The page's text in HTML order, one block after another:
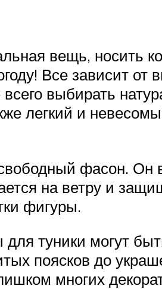
вещь, носить
Все зависит от
выбирать
легкий и
фасон. Он
на ветру и
фигуры.
для туники могут
поясков до
многих